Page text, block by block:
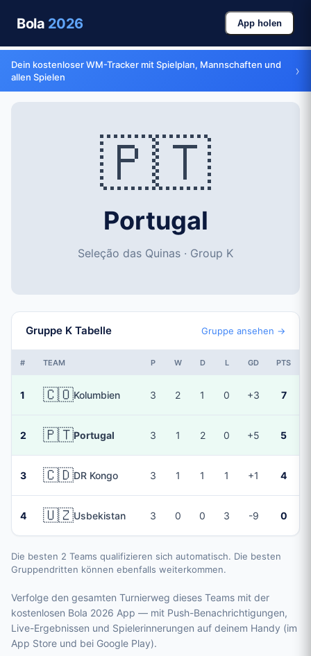
Bola 2026 App holen
Dein kostenloser WM-Tracker mit Spielplan, Mannschaften und
allen Spielen
›
🇵🇹
Portugal
Seleção das Quinas · Group K
Gruppe K Tabelle Gruppe ansehen →
# TEAM P W D L GD PTS
1 🇨🇴Kolumbien 3 2 1 0 +3 7
2 🇵🇹Portugal 3 1 2 0 +5 5
3 🇨🇩DR Kongo 3 1 1 1 +1 4
4 🇺🇿Usbekistan 3 0 0 3 -9 0
Die besten 2 Teams qualifizieren sich automatisch. Die besten
Gruppendritten können ebenfalls weiterkommen.
Verfolge den gesamten Turnierweg dieses Teams mit der
kostenlosen Bola 2026 App — mit Push-Benachrichtigungen,
Live-Ergebnissen und Spielerinnerungen auf deinem Handy (im
App Store und bei Google Play).